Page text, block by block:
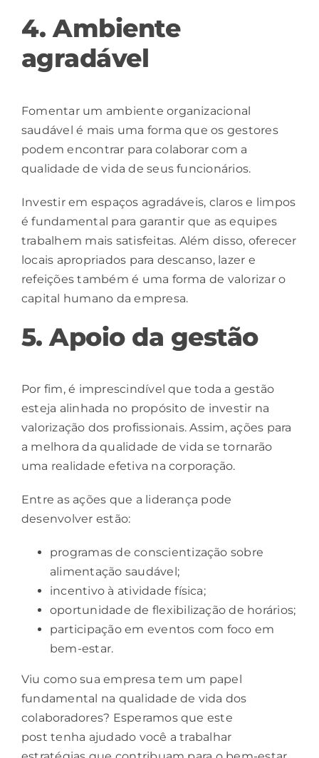
4. Ambiente
agradável
Fomentar um ambiente organizacional
saudável é mais uma forma que os gestores
podem encontrar para colaborar com a
qualidade de vida de seus funcionários.
Investir em espaços agradáveis, claros e limpos
é fundamental para garantir que as equipes
trabalhem mais satisfeitas. Além disso, oferecer
locais apropriados para descanso, lazer e
refeições também é uma forma de valorizar o
capital humano da empresa.
5. Apoio da gestão
Por fim, é imprescindível que toda a gestão
esteja alinhada no propósito de investir na
valorização dos profissionais. Assim, ações para
a melhora da qualidade de vida se tornarão
uma realidade efetiva na corporação.
Entre as ações que a liderança pode
desenvolver estão:
programas de conscientização sobre
alimentação saudável;
incentivo à atividade física;
oportunidade de flexibilização de horários;
participação em eventos com foco em
bem-estar.
Viu como sua empresa tem um papel
fundamental na qualidade de vida dos
colaboradores? Esperamos que este
post tenha ajudado você a trabalhar